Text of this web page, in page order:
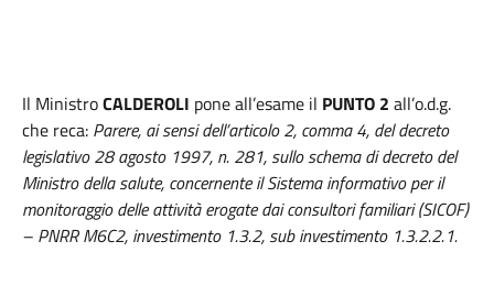
Il MinistroCALDEROLI pone all’esame il PUNTO 2 all’o.d.g.
che reca: Parere, ai sensi dell’articolo 2, comma 4, del decreto
legislativo 28 agosto 1997, n. 281, sullo schema di decreto del
Ministro della salute, concernente il Sistema informativo per il
monitoraggio delle attività erogate dai consultori familiari (SICOF)
– PNRR M6C2, investimento 1.3.2, sub investimento 1.3.2.2.1.